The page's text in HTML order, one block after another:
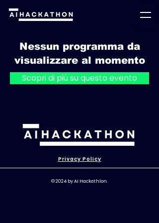
Nessun programma da
visualizzare al momento
Scopri di più su questo evento
Privacy Policy
© 2024 by AI Hackathlon.